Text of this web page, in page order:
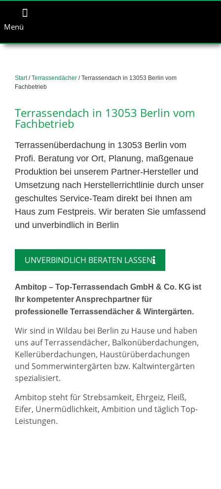
Menü
Start/Terrassendächer / Terrassendach in 13053 Berlin vom
Fachbetrieb
Terrassendach in 13053 Berlin vom
Fachbetrieb
Terrassenüberdachung in 13053 Berlin vom
Profi. Beratung vor Ort, Planung, maßgenaue
Produktion bei unserem Partner-Hersteller und
Umsetzung nach Herstellerrichtlinie durch unser
geschultes Service-Team direkt bei Ihnen am
Haus zum Festpreis. Wir beraten Sie umfassend
und unverbindlich in Berlin
UNVERBINDLICH BERATEN LASSEN
Ambitop – Top-Terrassendach GmbH & Co. KG ist
Ihr kompetenter Ansprechpartner für
professionelle Terrassendächer & Wintergärten.
Wir sind in Wildau bei Berlin zu Hause und haben
uns auf Terrassendächer, Balkonüberdachungen,
Kellerüberdachungen, Haustürüberdachungen
und Sommerwintergärten bzw. Kaltwintergärten
spezialisiert.
Ambitop steht für Strebsamkeit, Ehrgeiz, Fleiß,
Eifer, Unermüdlichkeit, Ambition und täglich Top-
Leistungen.